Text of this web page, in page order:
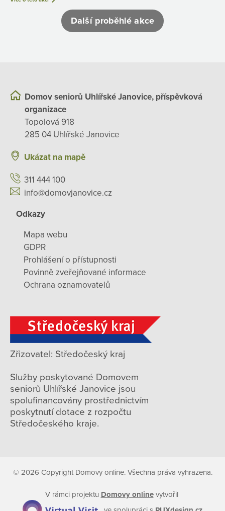
Další proběhlé akce
Domov seniorů Uhlířské Janovice, příspěvková
organizace
Topolová 918
285 04 Uhlířské Janovice
Ukázat na mapě
311 444 100
info@domovjanovice.cz
Odkazy
Mapa webu
GDPR
Prohlášení o přístupnosti
Povinně zveřejňované informace
Ochrana oznamovatelů
Zřizovatel: Středočeský kraj
Služby poskytované Domovem
seniorů Uhlířské Janovice jsou
spolufinancovány prostřednictvím
poskytnutí dotace z rozpočtu
Středočeského kraje.
© 2026 Copyright Domovy online. Všechna práva vyhrazena.
V rámci projektu Domovy onlinevytvořil